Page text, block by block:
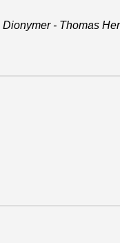
Dionymer - Thomas